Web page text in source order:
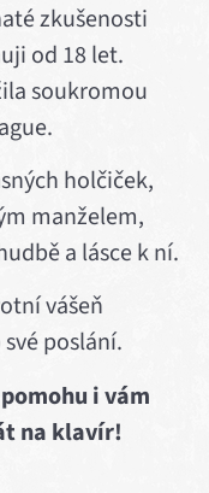
zkušenosti
od 18 let.
soukromou
holčiček,
manželem,
a lásce k ní.
vášeň
poslání.
i vám
na klavír!